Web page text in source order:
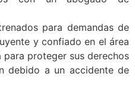
para demandas de
y confiado en el área
proteger sus derechos
debido a un accidente de